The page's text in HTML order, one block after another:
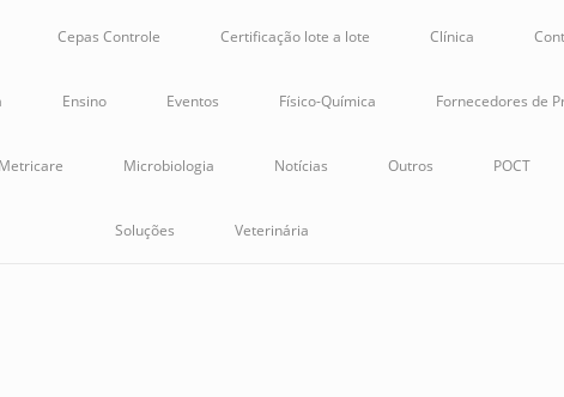
Cepas Controle Certificação lote a lote Clínica
Ensino Eventos Físico-Química Fornecedores de
Metricare Microbiologia Notícias Outros POCT
Soluções Veterinária